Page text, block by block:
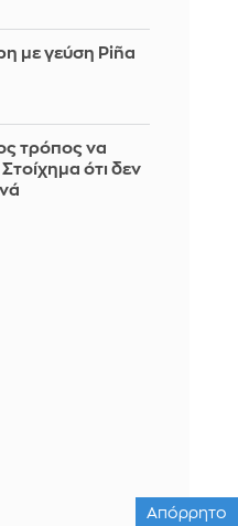
με γεύση Piña
τρόπος να
ότι δεν
Απόρρητο